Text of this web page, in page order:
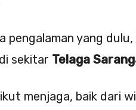
pengalaman yang
sekitar Telaga
menjaga, baik dari